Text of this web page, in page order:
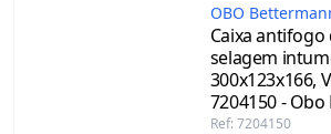
OBO
Caixa antifogo
selagem
300x123x166,
7204150 -
Ref: 7204150